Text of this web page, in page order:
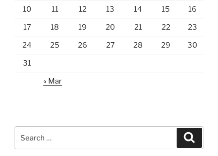
10 11 12 13 14 15 16
17 18 19 20 21 22 23
24 25 26 27 28 29 30
31
« Mar
for: